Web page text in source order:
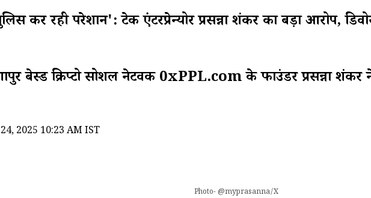
कर रही परेशान': टेक एंटरप्रेन्योर प्रसन्ना शंकर का बड़ा आरोप,
बेस्ड क्रिप्टो सोशल नेटवर्क 0xPPL.com के फाउंडर प्रसन्ना
2025 10:23 AM IST
Photo- @myprasanna/X